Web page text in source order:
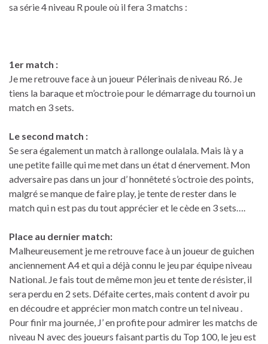
sa série 4 niveau R poule où il fera 3 matchs :
1er match :
Je me retrouve face à un joueur Pélerinais de niveau R6. Je
tiens la baraque et m’octroie pour le démarrage du tournoi un
match en 3 sets.
Le second match :
Se sera également un match à rallonge oulalala. Mais là y a
une petite faille qui me met dans un état d énervement. Mon
adversaire pas dans un jour d’ honnêteté s’octroie des points,
malgré se manque de faire play, je tente de rester dans le
match qui n est pas du tout apprécier et le cède en 3 sets….
Place au dernier match:
Malheureusement je me retrouve face à un joueur de guichen
anciennement A4 et qui a déjà connu le jeu par équipe niveau
National. Je fais tout de même mon jeu et tente de résister, il
sera perdu en 2 sets. Défaite certes, mais content d avoir pu
en découdre et apprécier mon match contre un tel niveau .
Pour finir ma journée, J’ en profite pour admirer les matchs de
niveau N avec des joueurs faisant partis du Top 100, le jeu est